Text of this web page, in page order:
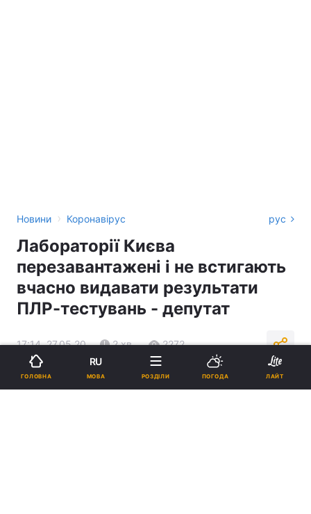
Новини › Коронавірус рус
Лабораторії Києва
перезавантажені і не встигають
вчасно видавати результати
ПЛР-тестувань - депутат
17:14, 27.05.20 2 хв. 2272
Підпишіться на нас в Google
ГОЛОВНА
RU
МОВА РОЗДІЛИ ПОГОДА ЛАЙТ